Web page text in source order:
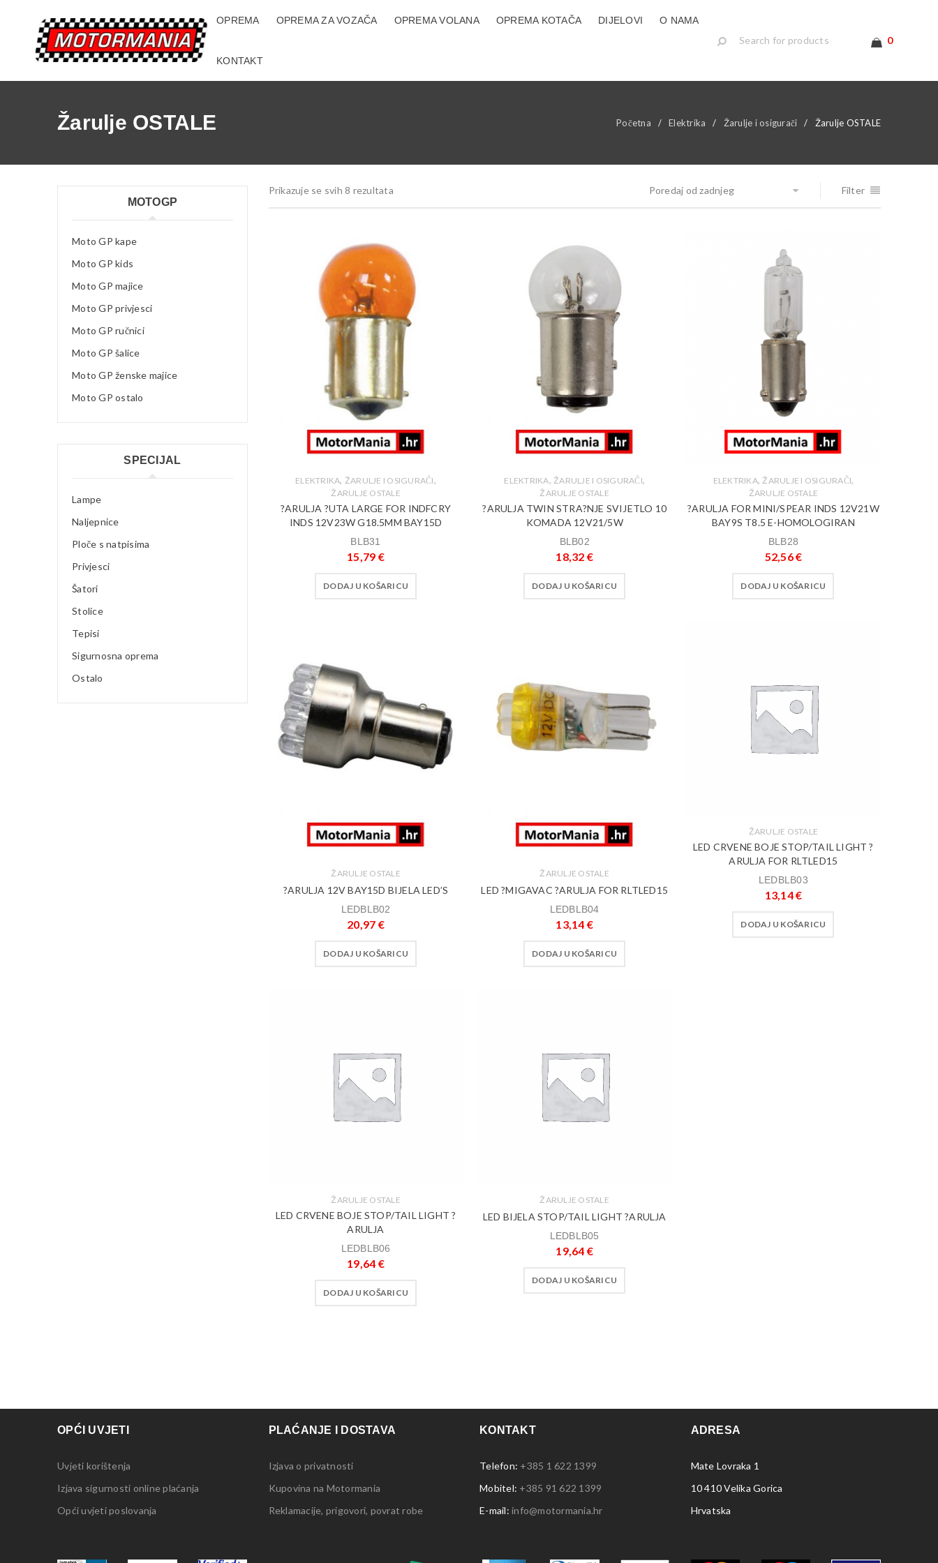
OPREMA OPREMA ZA VOZAČA OPREMA VOLANA OPREMA KOTAČA DIJELOVI O NAMA
KONTAKT
0
Žarulje OSTALE Početna / Elektrika / Žarulje i osigurači / Žarulje OSTALE
MOTOGP
Moto GP kape
Moto GP kids
Moto GP majice
Moto GP privjesci
Moto GP ručnici
Moto GP šalice
Moto GP ženske majice
Moto GP ostalo
SPECIJAL
Lampe
Naljepnice
Ploče s natpisima
Privjesci
Šatori
Stolice
Tepisi
Sigurnosna oprema
Ostalo
Prikazuje se svih 8 rezultata Filter
Poredaj od zadnjeg
ELEKTRIKA, ŽARULJE I OSIGURAČI,
ŽARULJE OSTALE
?ARULJA ?UTA LARGE FOR INDFCRY
INDS 12V23W G18.5MM BAY15D
BLB31
15,79 €
DODAJ U KOŠARICU
ELEKTRIKA, ŽARULJE I OSIGURAČI,
ŽARULJE OSTALE
?ARULJA TWIN STRA?NJE SVIJETLO 10
KOMADA 12V21/5W
BLB02
18,32 €
DODAJ U KOŠARICU
ELEKTRIKA, ŽARULJE I OSIGURAČI,
ŽARULJE OSTALE
?ARULJA FOR MINI/SPEAR INDS 12V21W
BAY9S T8.5 E-HOMOLOGIRAN
BLB28
52,56€
DODAJ U KOŠARICU
ŽARULJE OSTALE
?ARULJA 12V BAY15D BIJELA LED’S
LEDBLB02
20,97 €
DODAJ U KOŠARICU
ŽARULJE OSTALE
LED ?MIGAVAC ?ARULJA FOR RLTLED15
LEDBLB04
13,14 €
DODAJ U KOŠARICU
ŽARULJE OSTALE
LED CRVENE BOJE STOP/TAIL LIGHT ?
ARULJA FOR RLTLED15
LEDBLB03
13,14€
DODAJ U KOŠARICU
ŽARULJE OSTALE
LED CRVENE BOJE STOP/TAIL LIGHT ?
ARULJA
LEDBLB06
19,64 €
DODAJ U KOŠARICU
ŽARULJE OSTALE
LED BIJELA STOP/TAIL LIGHT ?ARULJA
LEDBLB05
19,64 €
DODAJ U KOŠARICU
OPĆI UVJETI
Uvjeti korištenja
Izjava sigurnosti online plaćanja
Opći uvjeti poslovanja
PLAĆANJE I DOSTAVA
Izjava o privatnosti
Kupovina na Motormania
Reklamacije, prigovori, povrat robe
KONTAKT
Telefon: +385 1 622 1399
Mobitel: +385 91 622 1399
E-mail: info@motormania.hr
ADRESA
Mate Lovraka 1
10 410 Velika Gorica
Hrvatska